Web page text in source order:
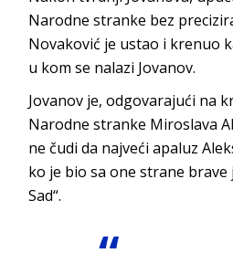
Narodne stranke bez
Novaković je ustao i krenuo
u kom se nalazi Jovanov.
Jovanov je, odgovarajući na
Narodne stranke Miroslava
ne čudi da najveći apaluz
ko je bio sa one strane
Sad“.